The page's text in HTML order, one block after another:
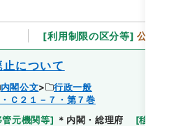
[利用制限の区分等] 公開
について
内閣公文
行政一般
Ｃ２１－７・第７巻
管元機関等] ＊内閣・総理府 [移管等年度